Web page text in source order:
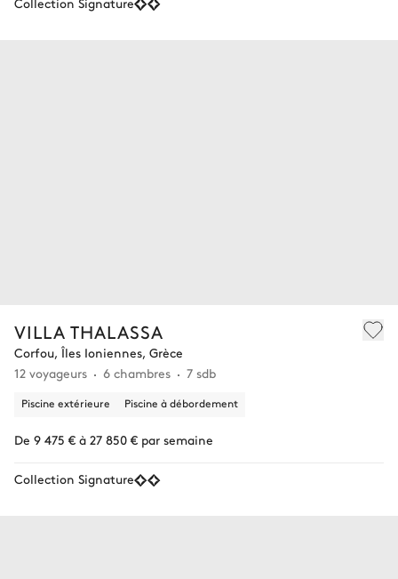
VILLA THALASSA
Corfou, Îles Ioniennes, Grèce
12 voyageurs
6 chambres 7 sdb
Piscine extérieure Piscine à débordement
De 9 475 € à 27 850 € par semaine
Collection Signature